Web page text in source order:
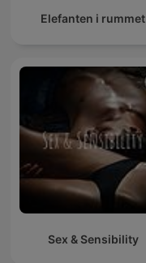
Elefanten i rummet
Sex & Sensibility